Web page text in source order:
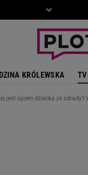
KRÓLEWSKA
jest ojcem dziecka ze